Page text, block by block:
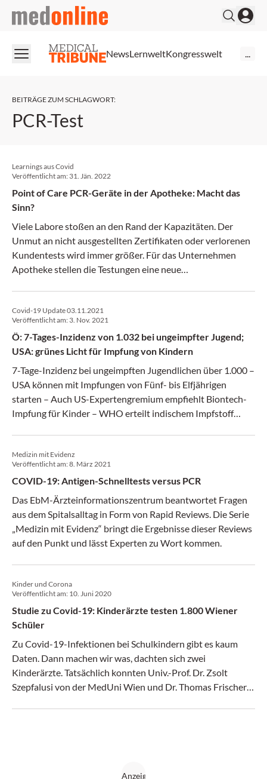
medonline
NewsLernweltKongresswelt
BEITRÄGE ZUM SCHLAGWORT:
PCR-Test
Learnings aus Covid
Veröffentlicht am: 31. Jän. 2022
Point of Care PCR-Geräte in der Apotheke: Macht das
Sinn?
Viele Labore stoßen an den Rand der Kapazitäten. Der
Unmut an nicht ausgestellten Zertifikaten oder verlorenen
Kundentests wird immer größer. Für das Unternehmen
Apotheke stellen die Testungen eine neue
Covid-19 Update 03.11.2021
Veröffentlicht am: 3. Nov. 2021
Ö: 7-Tages-Inzidenz von 1.032 bei ungeimpfter Jugend;
USA: grünes Licht für Impfung von Kindern
7-Tage-Inzidenz bei ungeimpften Jugendlichen über 1.000 –
USA können mit Impfungen von Fünf- bis Elfjährigen
starten – Auch US-Expertengremium empfiehlt Biontech-
Impfung für Kinder – WHO erteilt indischem Impfstoff
kritisieren Pläne zu 2,5G am Arbeitsplatz
Medizin mit Evidenz
Veröffentlicht am:8. März 2021
COVID-19: Antigen-Schnelltests versus PCR
Das EbM-Ärzteinformationszentrum beantwortet Fragen
aus dem Spitalsalltag in Form von Rapid Reviews. Die Serie
„Medizin mit Evidenz“ bringt die Ergebnisse dieser Reviews
auf den Punkt und lässt Experten zu Wort kommen.
Kinder und Corona
Veröffentlicht am: 10. Juni 2020
Studie zu Covid-19: Kinderärzte testen 1.800 Wiener
Schüler
Zu Covid-19-Infektionen bei Schulkindern gibt es kaum
Daten. Dann machen wir was, dachten sich zwei
Kinderärzte. Tatsächlich konnten Univ.-Prof. Dr. Zsolt
Szepfalusi von der MedUni Wien und Dr. Thomas Frischer
im Gespräch mit medonline zufrieden. Unterdessen sorgen